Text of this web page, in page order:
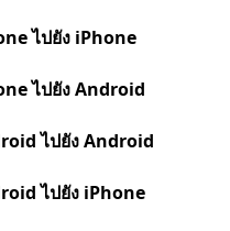
ไปยัง iPhone
ไปยัง Android
ไปยัง Android
ไปยัง iPhone